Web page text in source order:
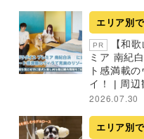
エリア別
PR
【和
ミア 南紀
ト感満載
イ！ | 周辺
2026.07.30
エリア別